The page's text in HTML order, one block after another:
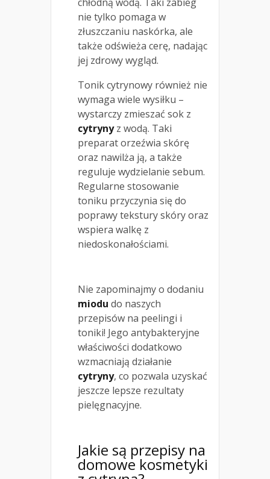
nie tylko pomaga w
złuszczaniu naskórka, ale
także odświeża cerę, nadając
jej zdrowy wygląd.
Tonik cytrynowy również nie
wymaga wiele wysiłku –
wystarczy zmieszać sok z
cytrynyz wodą. Taki
preparat orzeźwia skórę
oraz nawilża ją, a także
reguluje wydzielanie sebum.
Regularne stosowanie
toniku przyczynia się do
poprawy tekstury skóry oraz
wspiera walkę z
niedoskonałościami.
Nie zapominajmy o dodaniu
miodu do naszych
przepisów na peelingi i
toniki! Jego antybakteryjne
właściwości dodatkowo
wzmacniają działanie
cytryny, co pozwala uzyskać
jeszcze lepsze rezultaty
pielęgnacyjne.
Jakie są przepisy na
domowe kosmetyki